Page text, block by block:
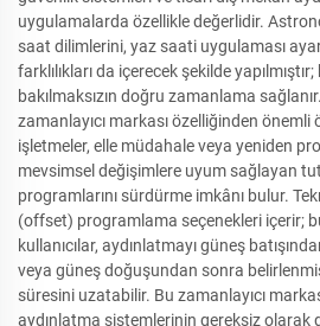
uygulamalarda özellikle değerlidir.
saat dilimlerini, yaz saati uygulaması
farklılıkları da içerecek şekilde
bakılmaksızın doğru zamanlama
zamanlayıcı markası özelliğinden önemli
işletmeler, elle müdahale veya yeniden
mevsimsel değişimlere uyum sağlayan
programlarını sürdürme imkânı bulur.
(offset) programlama seçenekleri içerir;
kullanıcılar, aydınlatmayı güneş
veya güneş doğuşundan sonra
süresini uzatabilir. Bu zamanlayıcı
aydınlatma sistemlerinin gereksiz olarak